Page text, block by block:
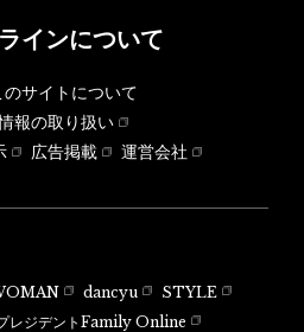
インについて
のサイトについて
報の取り扱い
広告掲載
運営会社
dancyu
STYLE
レジデントFamily Online